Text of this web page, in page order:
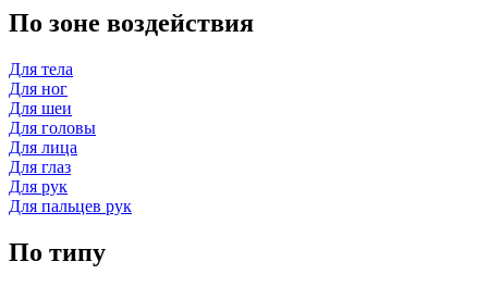
По зоне воздействия
Для тела
Для ног
Для шеи
Для головы
Для лица
Для глаз
Для рук
Для пальцев рук
По типу